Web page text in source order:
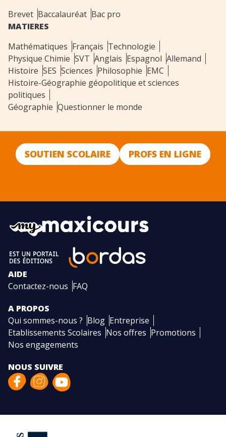
Brevet Baccalauréat Bac pro
MATIERES
Mathématiques Français Technologie
Physique Chimie SVT Anglais Espagnol Allemand
Histoire SES Sciences Philosophie EMC
Histoire-Géographie géopolitique et sciences
politiques
Géographie Questionner le monde
SOUTIEN SCOLAIRE PROFS EN LIGNE
AIDE
Contactez-nous FAQ
A PROPOS
Qui sommes-nous ? Blog Entreprise
Etablissements Scolaires Nos offres Promotions
Nos engagements
NOUS SUIVRE